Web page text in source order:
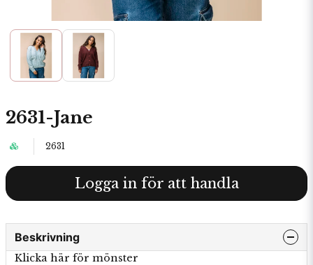
2631-Jane
2631
Logga in för att handla
Beskrivning
Klicka här för mönster